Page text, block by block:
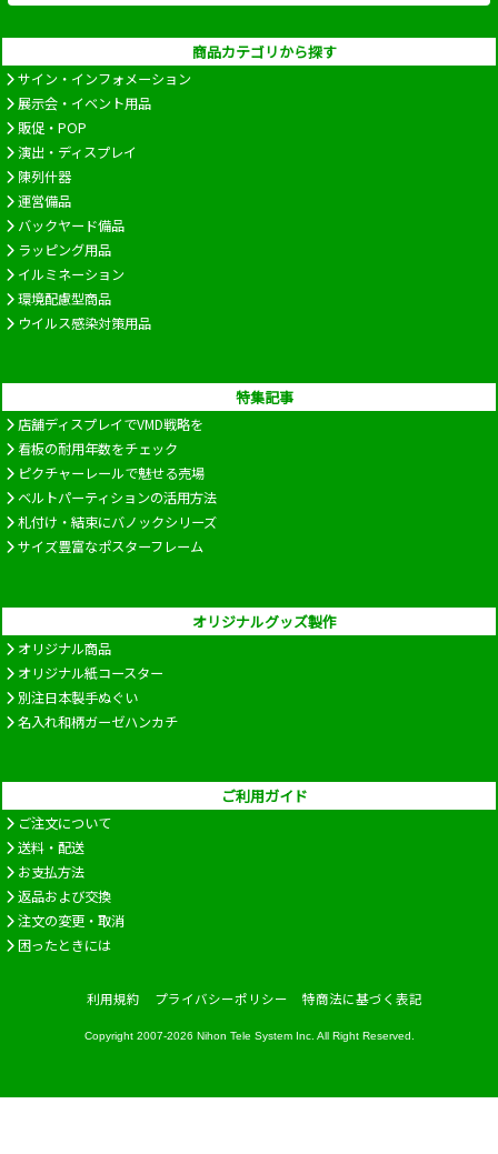
商品カテゴリから探す
サイン・インフォメーション
展示会・イベント用品
販促・POP
演出・ディスプレイ
陳列什器
運営備品
バックヤード備品
ラッピング用品
イルミネーション
環境配慮型商品
ウイルス感染対策用品
特集記事
店舗ディスプレイでVMD戦略を
看板の耐用年数をチェック
ピクチャーレールで魅せる売場
ベルトパーティションの活用方法
札付け・結束にバノックシリーズ
サイズ豊富なポスターフレーム
オリジナルグッズ製作
オリジナル商品
オリジナル紙コースター
別注日本製手ぬぐい
名入れ和柄ガーゼハンカチ
ご利用ガイド
ご注文について
送料・配送
お支払方法
返品および交換
注文の変更・取消
困ったときには
利用規約 プライバシーポリシー 特商法に基づく表記
Copyright 2007-2026 Nihon Tele System Inc. All Right Reserved.